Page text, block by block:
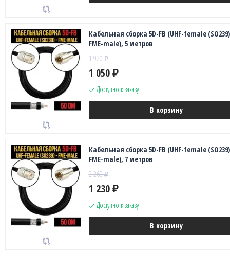
Кабельная сборка 5D-FB (UHF-female
FME-male), 5 метров
1 920₽
1 050 ₽
Доступно к заказу
В корзину
Кабельная сборка 5D-FB (UHF-female
FME-male), 7 метров
2 260₽
1 230 ₽
Доступно к заказу
В корзину